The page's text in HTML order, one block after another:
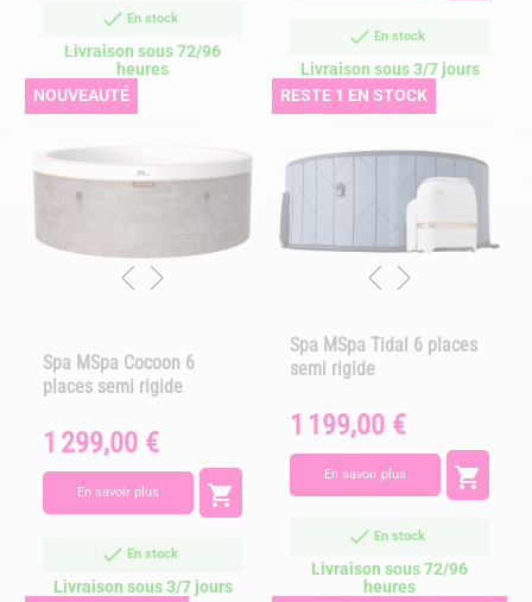
En stock
Livraison sous 72/96
heures
En stock
Livraison sous 3/7 jours
NOUVEAUTÉ
Spa MSpa Cocoon 6
places semi rigide
Prix
1 299,00 €
En savoir plus 
En stock
Livraison sous 3/7 jours
RESTE 1 EN STOCK
Spa MSpa Tidal 6 places
semi rigide
Prix
1 199,00 €
En savoir plus 
En stock
Livraison sous 72/96
heures